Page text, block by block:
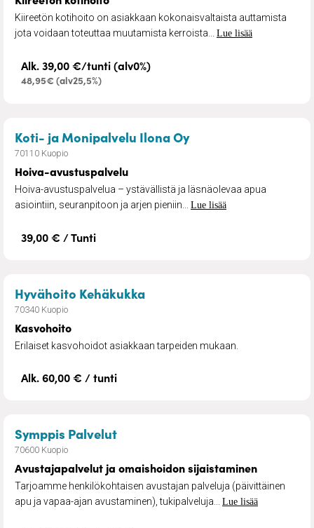
Kiireetön kotihoito on asiakkaan kokonaisvaltaista auttamista
jota voidaan toteuttaa muutamista kerroista... Lue lisää
Alk. 39,00 €/tunti (alv0%)
48,95€ (alv25,5%)
Koti- ja Monipalvelu Ilona Oy– Hoiva-
70110 Kuopio
Hoiva-avustuspalvelu
Hoiva-avustuspalvelua – ystävällistä ja läsnäolevaa apua
asiointiin, seuranpitoon ja arjen pieniin... Lue lisää
39,00 € / Tunti
Hyvähoito Kehäkukka– Kasvohoito
70340 Kuopio
Kasvohoito
Erilaiset kasvohoidot asiakkaan tarpeiden mukaan.
Alk. 60,00 € / tunti
Symppis Palvelut– Avustajapalvelut ja
70600 Kuopio
Avustajapalvelut ja omaishoidon sijaistaminen
Tarjoamme henkilökohtaisen avustajan palveluja (päivittäinen
apu ja vapaa-ajan avustaminen), tukipalveluja... Lue lisää